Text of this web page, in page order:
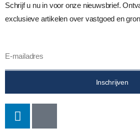
Schrijf u nu in voor onze nieuwsbrief.
exclusieve artikelen over vastgoed en
Inschrijven